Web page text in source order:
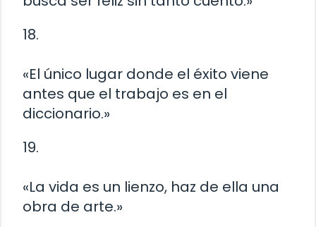
18.
«El único lugar donde el éxito viene
antes que el trabajo es en el
diccionario.»
19.
«La vida es un lienzo, haz de ella una
obra de arte.»